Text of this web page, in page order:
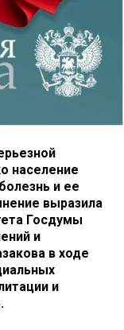
население
и ее
выразила
Госдумы
и
в ходе
и